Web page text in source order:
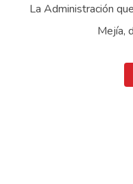
La Administración
Mejía,